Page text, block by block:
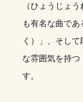
（ひょうじょ
も有名な曲で
く）」、そし
な雰囲気を持
す。